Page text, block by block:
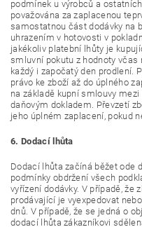
podmínek u výrobců a
považována za zaplacenou
samostatnou část dodávky na
uhrazením v hotovosti v
jakékoliv platební lhůty je
smluvní pokutu z hodnoty včas
každý i započatý den prodlení.
právo ke zboží až do úplného
na základě kupní smlouvy
daňovým dokladem. Převzetí
jeho úplném zaplacení, pokud
6. Dodací lhůta
Dodací lhůta začíná běžet ode
podmínky obdržení všech
vyřízení dodávky. V případě, že
prodávající je vyexpedovat
dnů. V případě, že se jedná o
dodací lhůta zákazníkovi